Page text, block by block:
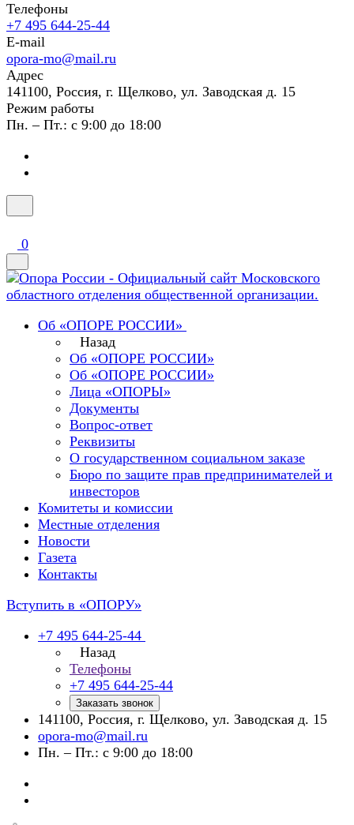
Телефоны
+7 495 644-25-44
E-mail
opora-mo@mail.ru
Адрес
141100, Россия, г. Щелково, ул. Заводская д. 15
Режим работы
Пн. – Пт.: с 9:00 до 18:00
0
Об «ОПОРЕ РОССИИ»
Назад
Об «ОПОРЕ РОССИИ»
Об «ОПОРЕ РОССИИ»
Лица «ОПОРЫ»
Документы
Вопрос-ответ
Реквизиты
О государственном социальном заказе
Бюро по защите прав предпринимателей и
инвесторов
Комитеты и комиссии
Местные отделения
Новости
Газета
Контакты
Вступить в «ОПОРУ»
+7 495 644-25-44
Назад
Телефоны
+7 495 644-25-44
Заказать звонок
141100, Россия, г. Щелково, ул. Заводская д. 15
opora-mo@mail.ru
Пн. – Пт.: с 9:00 до 18:00